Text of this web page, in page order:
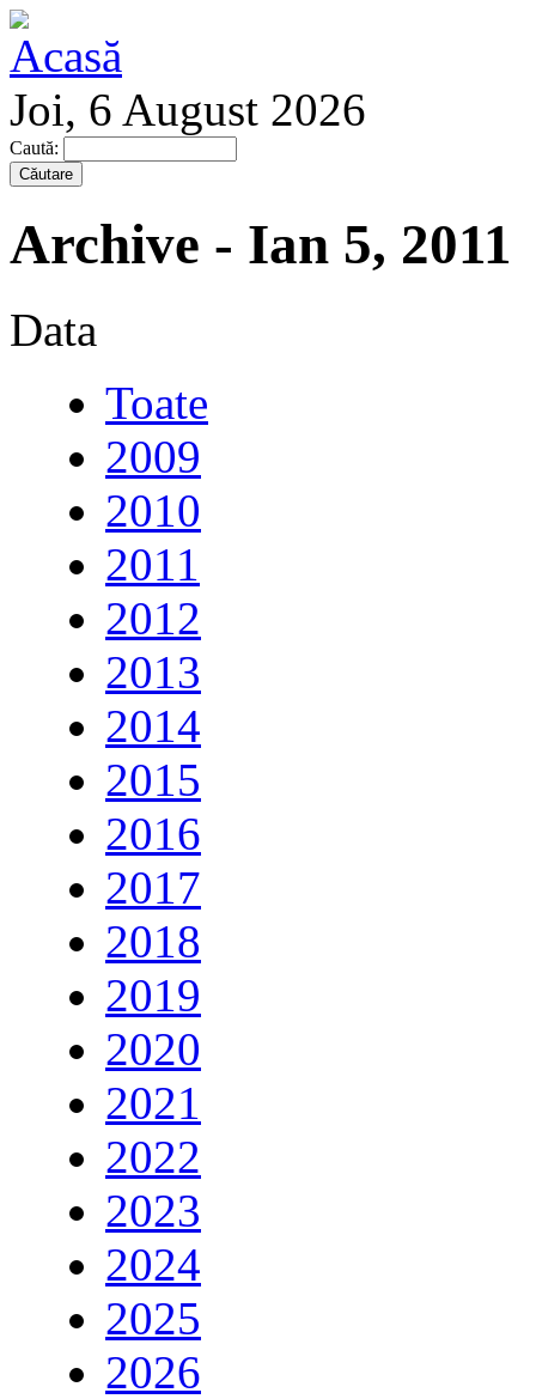
Joi, 6 August 2026
Caută:
Archive - Ian 5, 2011
Data
Toate
2009
2010
2011
2012
2013
2014
2015
2016
2017
2018
2019
2020
2021
2022
2023
2024
2025
2026